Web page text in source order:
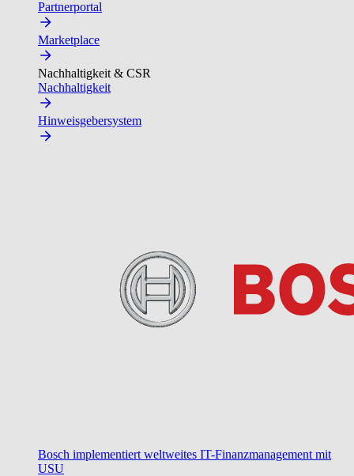
Partnerportal
Marketplace
Nachhaltigkeit & CSR
Nachhaltigkeit
Hinweisgebersystem
Bosch implementiert weltweites IT-Finanzmanagement mit
USU